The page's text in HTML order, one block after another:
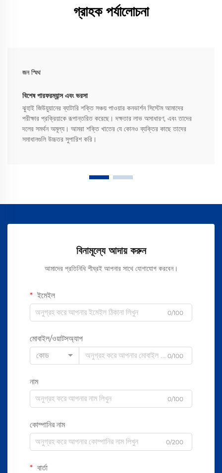
গ্রাহক পর্যালোচনা
জন স্মিথ
বিশেষ পারফরম্যান্স এবং ভরসা
ঝুহাই জিউয়ুয়ানের ব্যাটারি শক্তি সঞ্চয় পাওয়ার কনভার্শন সিস্টেম আমাদের
পরীক্ষার প্রক্রিয়াকে রূপান্তরিত করেছে। দক্ষতার লাভ অসাধারণ, এবং তাদের
দলের সমর্থন অমূল্য। আমরা শক্তি খাতের যে কোনও ব্যক্তির কাছে তাদের
সমাধানগুলি উচ্চতর সুপারিশ করি।
বিনামূল্যে আদায় করুন
আমাদের প্রতিনিধি শীঘ্রই আপনার সাথে যোগাযোগ করবেন।
ইমেইল
0/100
মোবাইল/ওয়াটসঅ্যাপ
কোড
0/100
নাম
0/100
কোম্পানির নাম
0/200
বার্তা